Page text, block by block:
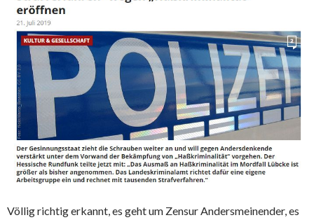
Völlig richtig erkannt, es geht um Zensur Andersmeinender, es